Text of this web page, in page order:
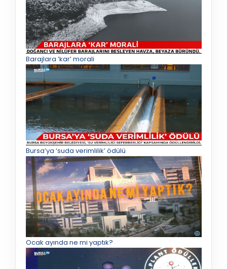
Barajlara ‘kar’ morali
Bursa’ya ‘suda verimlilik’ ödülü
Ocak ayında ne mi yaptık?